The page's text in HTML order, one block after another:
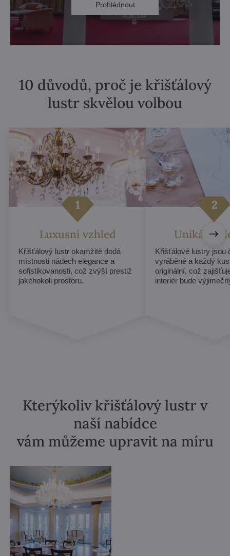
Prohlédnout
10 důvodů, proč je křišťálový
lustr skvělou volbou
Luxusní vzhled
Křišťálový lustr okamžitě dodá
místnosti nádech elegance a
sofistikovanosti, což zvýší prestiž
jakéhokoli prostoru.
Unikátní
Křišťálové lustry jsou
vyráběné a každý
originální, což
interiér bude
Kterýkoliv křišťálový lustr v
naší nabídce
vám můžeme upravit na míru